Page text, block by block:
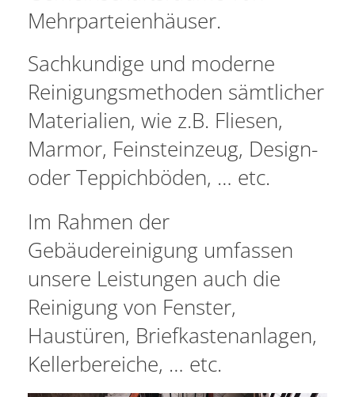
Mehrparteienhäuser.
Sachkundige und moderne
Reinigungsmethoden sämtlicher
Materialien, wie z.B. Fliesen,
Marmor, Feinsteinzeug, Design-
oder Teppichböden, … etc.
Im Rahmen der
Gebäudereinigung umfassen
unsere Leistungen auch die
Reinigung von Fenster,
Haustüren, Briefkastenanlagen,
Kellerbereiche, … etc.